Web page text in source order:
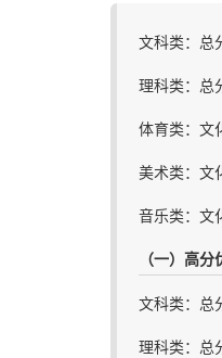
文科类：总
理科类：总
体育类：文
美术类：文
音乐类：文
（一）高
文科类：总
理科类：总